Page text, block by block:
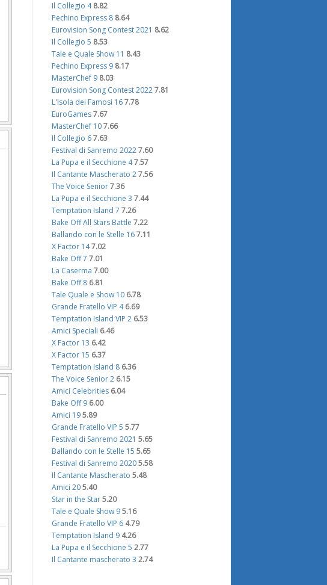
Il Collegio 4 8.82
Pechino Express 8 8.64
Eurovision Song Contest 2021 8.62
Il Collegio 5 8.53
Tale e Quale Show 11 8.43
Pechino Express 9 8.17
MasterChef 9 8.03
Eurovision Song Contest 2022 7.81
L'Isola dei Famosi 16 7.78
EuroGames 7.67
MasterChef 10 7.66
Il Collegio 6 7.63
Festival di Sanremo 2022 7.60
La Pupa e il Secchione 47.57
Il Cantante Mascherato 2 7.56
The Voice Senior 7.36
La Pupa e il Secchione 3 7.44
Temptation Island 7 7.26
Bake Off All Stars Battle 7.22
Ballando con le Stelle 16 7.11
X Factor 147.02
Bake Off 7 7.01
La Caserma 7.00
Bake Off 8 6.81
Tale Quale e Show 10 6.78
Grande Fratello VIP 4 6.69
Temptation Island VIP 2 6.53
Amici Speciali 6.46
X Factor 13 6.42
X Factor 15 6.37
Temptation Island 8 6.36
The Voice Senior 2 6.15
Amici Celebrities 6.04
Bake Off 9 6.00
Amici 19 5.89
Grande Fratello VIP 5 5.77
Festival di Sanremo 2021 5.65
Ballando con le Stelle 15 5.65
Festival di Sanremo 2020 5.58
Il Cantante Mascherato 5.48
Amici 20 5.40
Star in the Star 5.20
Tale e Quale Show 9 5.16
Grande Fratello VIP 6 4.79
Temptation Island 9 4.26
La Pupa e il Secchione 5 2.77
Il Cantante mascherato 3 2.74